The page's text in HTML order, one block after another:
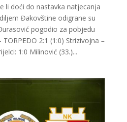
li doći do nastavka natjecanja
Đakovštine odigrane su
pogodio za pobjedu
TORPEDO 2:1 (1:0) Strizivojna –
1:0 Milinović (33.)...